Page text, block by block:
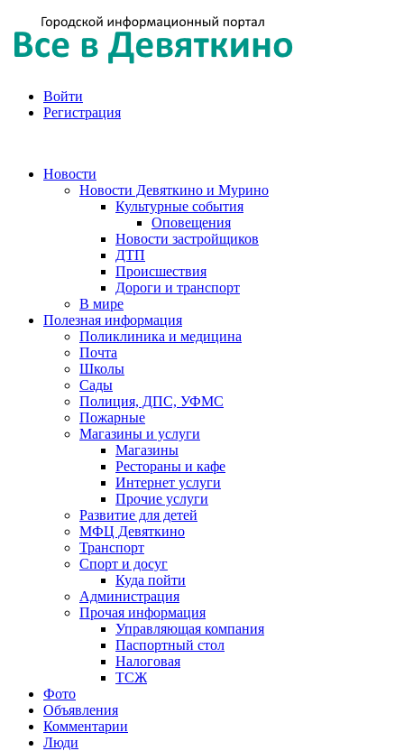
Войти
Регистрация
Новости
Новости Девяткино и Мурино
Культурные события
Оповещения
Новости застройщиков
ДТП
Происшествия
Дороги и транспорт
В мире
Полезная информация
Поликлиника и медицина
Почта
Школы
Сады
Полиция, ДПС, УФМС
Пожарные
Магазины и услуги
Магазины
Рестораны и кафе
Интернет услуги
Прочие услуги
Развитие для детей
МФЦ Девяткино
Транспорт
Спорт и досуг
Куда пойти
Администрация
Прочая информация
Управляющая компания
Паспортный стол
Налоговая
ТСЖ
Фото
Объявления
Комментарии
Люди